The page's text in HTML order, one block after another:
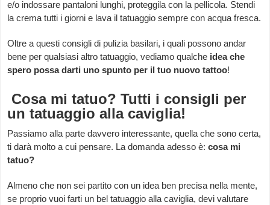
e/o indossare pantaloni lunghi, proteggila con la pellicola. Stendi
la crema tutti i giorni e lava il tatuaggio sempre con acqua fresca.
Oltre a questi consigli di pulizia basilari, i quali possono andar
bene per qualsiasi altro tatuaggio, vediamo qualche idea che
spero possa darti uno spunto per il tuo nuovo tattoo!
Cosa mi tatuo? Tutti i consigli per
un tatuaggio alla caviglia!
Passiamo alla parte davvero interessante, quella che sono certa,
ti darà molto a cui pensare. La domanda adesso è:cosa mi
tatuo?
Almeno che non sei partito con un idea ben precisa nella mente,
se proprio vuoi farti un bel tatuaggio alla caviglia, devi valutare